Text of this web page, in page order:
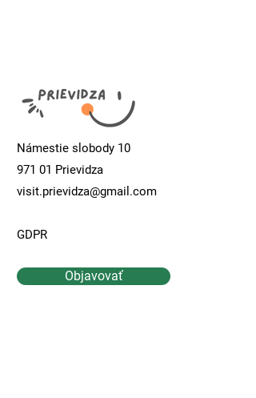
Námestie slobody 10
971 01 Prievidza
visit.prievidza@gmail.com
GDPR
Objavovať